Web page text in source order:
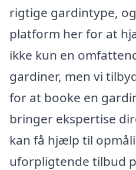
rigtige gardintype,
platform her for at
ikke kun en
gardiner, men vi
for at booke en
bringer ekspertise
kan få hjælp til
uforpligtende tilbud